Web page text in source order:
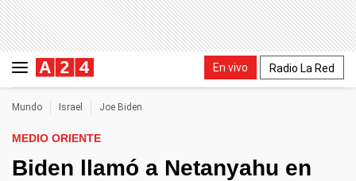
En vivo Radio La Red
Mundo Israel Joe Biden
MEDIO ORIENTE
Biden llamó a Netanyahu en